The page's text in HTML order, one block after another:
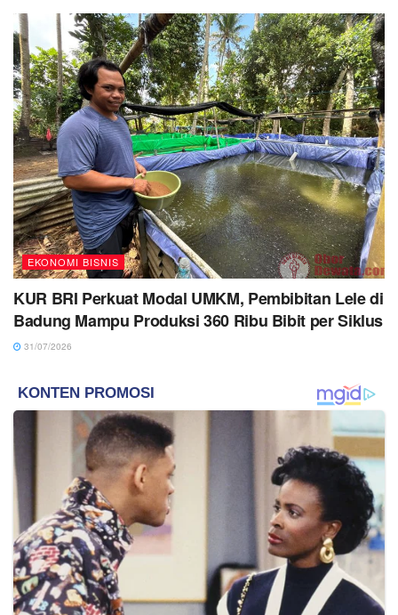
EKONOMI BISNIS
KUR BRI Perkuat Modal UMKM, Pembibitan Lele di
Badung Mampu Produksi 360 Ribu Bibit per Siklus
31/07/2026